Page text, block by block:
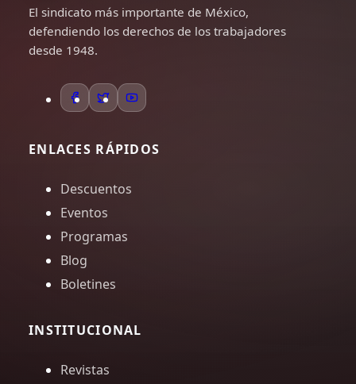
El sindicato más importante de México,
defendiendo los derechos de los trabajadores
desde 1948.
ENLACES RÁPIDOS
Descuentos
Eventos
Programas
Blog
Boletines
INSTITUCIONAL
Revistas